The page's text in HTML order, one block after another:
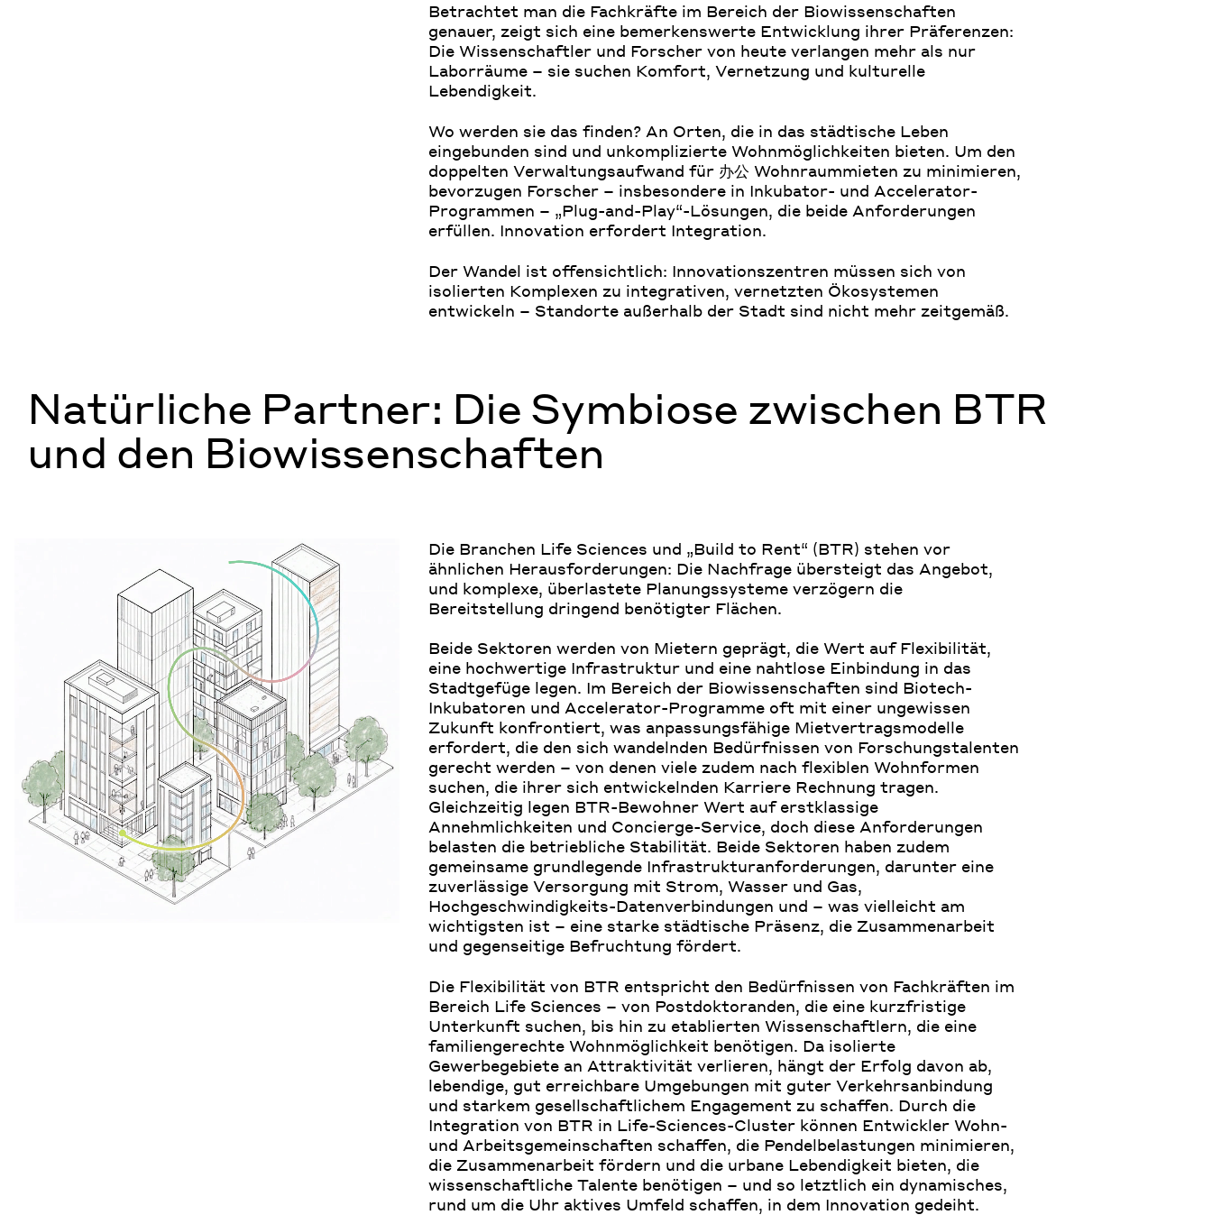
Betrachtet man die Fachkräfte im Bereich der Biowissenschaften
genauer, zeigt sich eine bemerkenswerte Entwicklung ihrer Präferenzen:
Die Wissenschaftler und Forscher von heute verlangen mehr als nur
Laborräume – sie suchen Komfort, Vernetzung und kulturelle
Lebendigkeit.
Wo werden sie das finden? An Orten, die in das städtische Leben
eingebunden sind und unkomplizierte Wohnmöglichkeiten bieten. Um den
doppelten Verwaltungsaufwand für 办公 Wohnraummieten zu minimieren,
bevorzugen Forscher – insbesondere in Inkubator- und Accelerator-
Programmen – „Plug-and-Play“-Lösungen, die beide Anforderungen
erfüllen. Innovation erfordert Integration.
Der Wandel ist offensichtlich: Innovationszentren müssen sich von
isolierten Komplexen zu integrativen, vernetzten Ökosystemen
entwickeln – Standorte außerhalb der Stadt sind nicht mehr zeitgemäß.
Natürliche Partner: Die Symbiose zwischen BTR
und den Biowissenschaften
Die Branchen Life Sciences und „Build to Rent“ (BTR) stehen vor
ähnlichen Herausforderungen: Die Nachfrage übersteigt das Angebot,
und komplexe, überlastete Planungssysteme verzögern die
Bereitstellung dringend benötigter Flächen.
Beide Sektoren werden von Mietern geprägt, die Wert auf Flexibilität,
eine hochwertige Infrastruktur und eine nahtlose Einbindung in das
Stadtgefüge legen. Im Bereich der Biowissenschaften sind Biotech-
Inkubatoren und Accelerator-Programme oft mit einer ungewissen
Zukunft konfrontiert, was anpassungsfähige Mietvertragsmodelle
erfordert, die den sich wandelnden Bedürfnissen von Forschungstalenten
gerecht werden – von denen viele zudem nach flexiblen Wohnformen
suchen, die ihrer sich entwickelnden Karriere Rechnung tragen.
Gleichzeitig legen BTR-Bewohner Wert auf erstklassige
Annehmlichkeiten und Concierge-Service, doch diese Anforderungen
belasten die betriebliche Stabilität. Beide Sektoren haben zudem
gemeinsame grundlegende Infrastrukturanforderungen, darunter eine
zuverlässige Versorgung mit Strom, Wasser und Gas,
Hochgeschwindigkeits-Datenverbindungen und – was vielleicht am
wichtigsten ist – eine starke städtische Präsenz, die Zusammenarbeit
und gegenseitige Befruchtung fördert.
Die Flexibilität von BTR entspricht den Bedürfnissen von Fachkräften im
Bereich Life Sciences – von Postdoktoranden, die eine kurzfristige
Unterkunft suchen, bis hin zu etablierten Wissenschaftlern, die eine
familiengerechte Wohnmöglichkeit benötigen. Da isolierte
Gewerbegebiete an Attraktivität verlieren, hängt der Erfolg davon ab,
lebendige, gut erreichbare Umgebungen mit guter Verkehrsanbindung
und starkem gesellschaftlichem Engagement zu schaffen. Durch die
Integration von BTR in Life-Sciences-Cluster können Entwickler Wohn-
und Arbeitsgemeinschaften schaffen, die Pendelbelastungen minimieren,
die Zusammenarbeit fördern und die urbane Lebendigkeit bieten, die
wissenschaftliche Talente benötigen – und so letztlich ein dynamisches,
rund um die Uhr aktives Umfeld schaffen, in dem Innovation gedeiht.